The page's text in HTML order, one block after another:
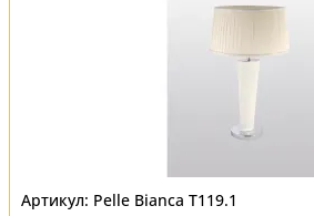
Pelle Bianca T119.1